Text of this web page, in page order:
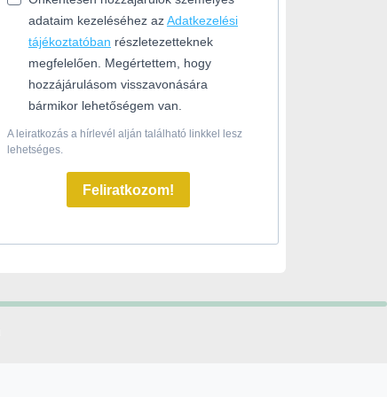
adataim kezeléséhez azAdatkezelési
tájékoztatóban részletezetteknek
megfelelően. Megértettem, hogy
hozzájárulásom visszavonására
bármikor lehetőségem van.
A leiratkozás a hírlevél alján található linkkel lesz
lehetséges.
Feliratkozom!